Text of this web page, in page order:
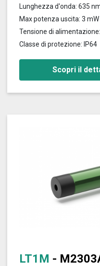
Lunghezza d'onda: 635
Max potenza uscita: 3 mW
Tensione di
Classe di protezione: IP64
Scopri il
LT1M -